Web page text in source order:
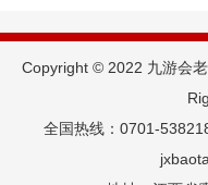
Copyright © 2022 九游会老哥
全国热线：0701-